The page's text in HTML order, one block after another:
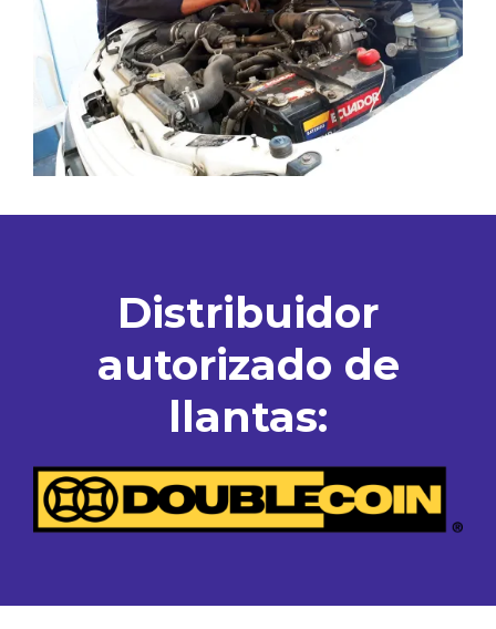
Distribuidor
autorizado de
llantas: